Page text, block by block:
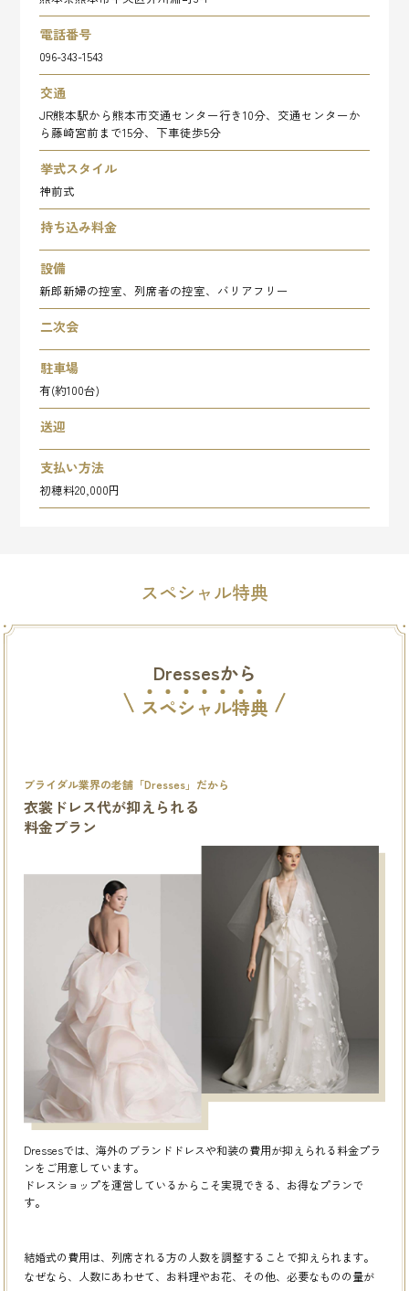
電話番号
096-343-1543
交通
JR熊本駅から熊本市交通センター行き10分、交通センターか
ら藤崎宮前まで15分、下車徒歩5分
挙式スタイル
神前式
持ち込み料金
設備
新郎新婦の控室、列席者の控室、バリアフリー
二次会
駐車場
有(約100台)
送迎
支払い方法
初穂料20,000円
スペシャル特典
Dressesから
スペシャル特典
ブライダル業界の老舗「Dresses」だから
衣裳ドレス代が抑えられる
料金プラン
Dressesでは、海外のブランドドレスや和装の費用が抑えられる料金プラ
ンをご用意しています。
ドレスショップを運営しているからこそ実現できる、お得なプランで
す。
結婚式の費用は、列席される方の人数を調整することで抑えられます。
なぜなら、人数にあわせて、お料理やお花、その他、必要なものの量が